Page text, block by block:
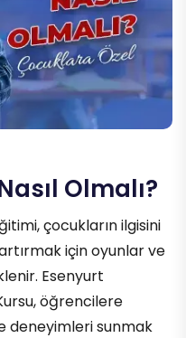
Olmalı?
çocukların ilgisini
için oyunlar ve
Esenyurt
öğrencilere
deneyimleri sunmak